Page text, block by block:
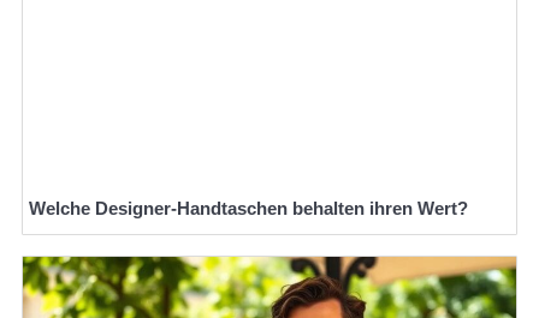
Welche Designer-Handtaschen behalten ihren Wert?